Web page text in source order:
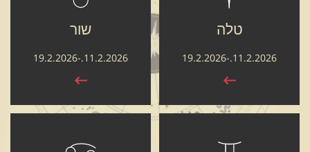
טלה
11.2.2026.-19.2.2026
שור
11.2.2026.-19.2.2026